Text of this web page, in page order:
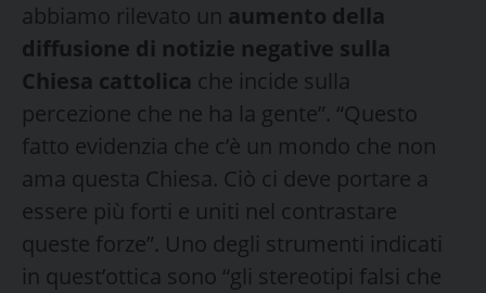
abbiamo rilevato un aumento della
diffusione di notizie negative sulla
Chiesa cattolica che incide sulla
percezione che ne ha la gente”. “Questo
fatto evidenzia che c’è un mondo che non
ama questa Chiesa. Ciò ci deve portare a
essere più forti e uniti nel contrastare
queste forze”. Uno degli strumenti indicati
in quest’ottica sono “gli stereotipi falsi che